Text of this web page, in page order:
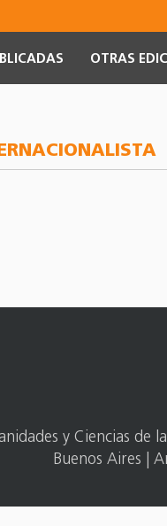
OTRAS
y Ciencias de
Buenos Aires |